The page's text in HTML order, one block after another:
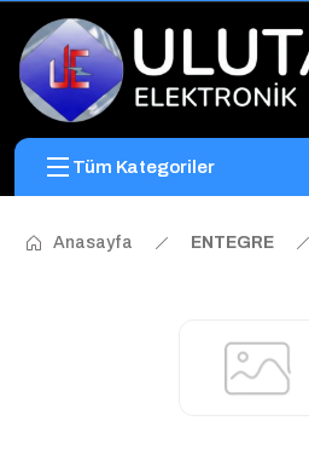
Tüm Kategoriler
Anasayfa ENTEGRE